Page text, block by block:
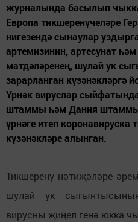
журналында басылып
Европа тикшеренүчеләре
нигезендә сынаулар
артемизинин, артесунат
матдәләренең, шулай ук
зарарланган күзәнәкләргә
Үрнәк вируслар
штаммы һәм Дания штаммы
үрнәге итеп коронавируска
күзәнәкләре алынган.
Тикшеренү нәтиҗәләре
шулай ук сыгынтысының
вирусны җиңел генә юкка